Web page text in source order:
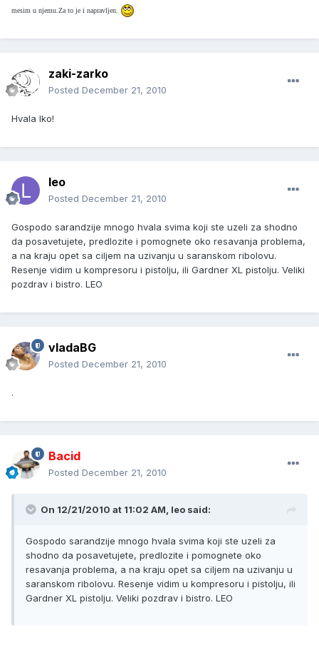
mesim u njemu.Za to je i napravljen.
zaki-zarko
Posted December 21, 2010
Hvala Iko!
leo
Posted December 21, 2010
Gospodo sarandzije mnogo hvala svima koji ste uzeli za shodno
da posavetujete, predlozite i pomognete oko resavanja problema,
a na kraju opet sa ciljem na uzivanju u saranskom ribolovu.
Resenje vidim u kompresoru i pistolju, ili Gardner XL pistolju. Veliki
pozdrav i bistro. LEO
vladaBG
Posted December 21, 2010
.
Bacid
Posted December 21, 2010
On 12/21/2010 at 11:02 AM, leo said:
Gospodo sarandzije mnogo hvala svima koji ste uzeli za
shodno da posavetujete, predlozite i pomognete oko
resavanja problema, a na kraju opet sa ciljem na uzivanju u
saranskom ribolovu. Resenje vidim u kompresoru i pistolju, ili
Gardner XL pistolju. Veliki pozdrav i bistro. LEO